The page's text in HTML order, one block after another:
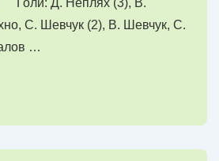
Д. Неплях (3), В.
С. Шевчук (2), В. Шевчук, С.
…